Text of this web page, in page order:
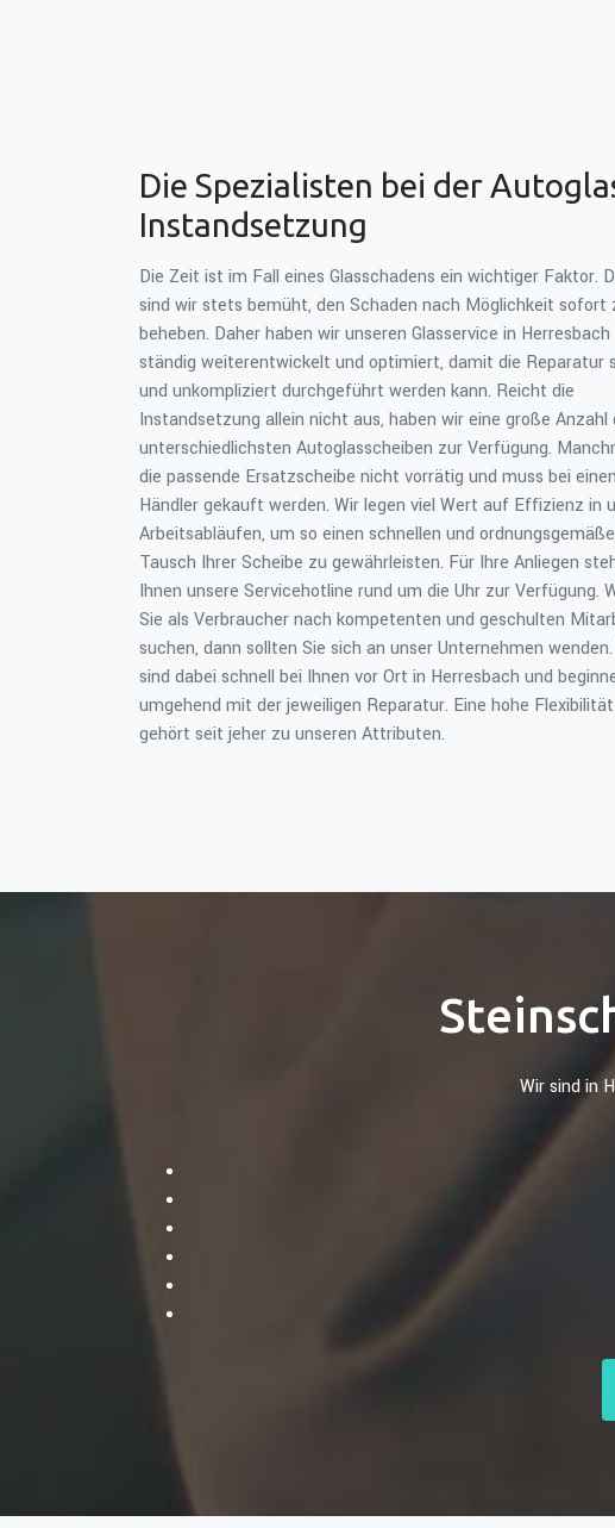
Die Spezialisten bei der
Instandsetzung
Die Zeit ist im Fall eines Glasschadens ein wichtiger Faktor.
sind wir stets bemüht, den Schaden nach Möglichkeit sofort
beheben. Daher haben wir unseren Glasservice in Herresbach
ständig weiterentwickelt und optimiert, damit die Reparatur
und unkompliziert durchgeführt werden kann. Reicht die
Instandsetzung allein nicht aus, haben wir eine große Anzahl
unterschiedlichsten Autoglasscheiben zur Verfügung.
die passende Ersatzscheibe nicht vorrätig und muss bei
Händler gekauft werden. Wir legen viel Wert auf Effizienz in
Arbeitsabläufen, um so einen schnellen und
Tausch Ihrer Scheibe zu gewährleisten. Für Ihre Anliegen
Ihnen unsere Servicehotline rund um die Uhr zur Verfügung.
Sie als Verbraucher nach kompetenten und geschulten
suchen, dann sollten Sie sich an unser Unternehmen
sind dabei schnell bei Ihnen vor Ort in Herresbach und
umgehend mit der jeweiligen Reparatur. Eine hohe Flexibilität
gehört seit jeher zu unseren Attributen.
Wir sind in